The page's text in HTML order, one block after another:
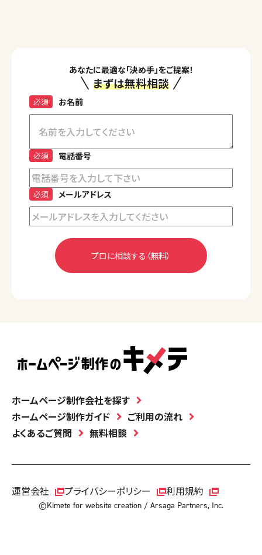
あなたに最適な「決め手」をご提案！
まずは無料相談
お名前
必須
電話番号
必須
メールアドレス
必須
ホームページ制作会社を探す
ホームページ制作ガイド
ご利用の流れ
よくあるご質問
無料相談
運営会社 プライバシーポリシー 利用規約
©Kimete for website creation / Arsaga Partners, Inc.